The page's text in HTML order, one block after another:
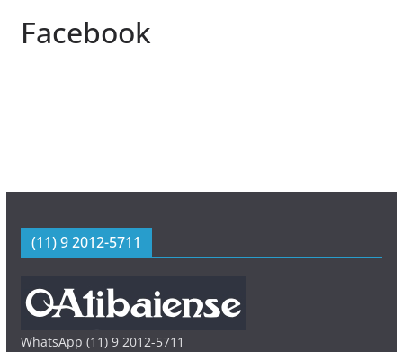
Facebook
(11) 9 2012-5711
WhatsApp (11) 9 2012-5711